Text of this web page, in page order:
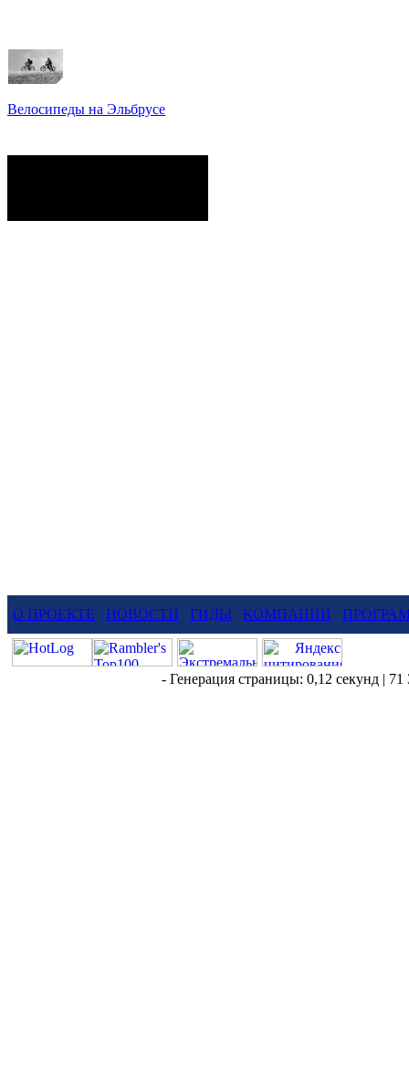
Велосипеды на Эльбрусе
О ПРОЕКТЕ НОВОСТИ ГИДЫ КОМПАНИИ
- Генерация страницы: 0,12 секунд |